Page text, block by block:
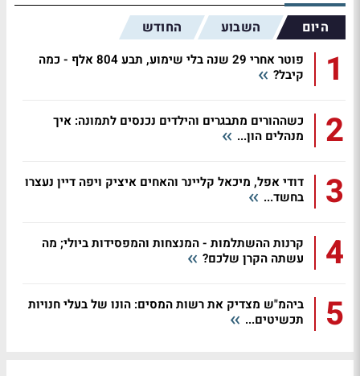
היום השבוע החודש
1
פוטר אחרי 29 שנה בלי שימוע, תבע 804 אלף - כמה
קיבל?
2
כשההורים מתבגרים והילדים נכנסים לתמונה: איך
מנהלים הון...
3
דודי אפל, מיכאל קליינר והאחים איציק ויפה דיין נעצרו
בחשד...
4
קרנות ההשתלמות - המנצחות והמפסידות ביולי; מה
עשתה הקרן שלכם?
5
ביהמ"ש מצדיק את רשות המסים: הונו של בעלי חנויות
תכשיטים...